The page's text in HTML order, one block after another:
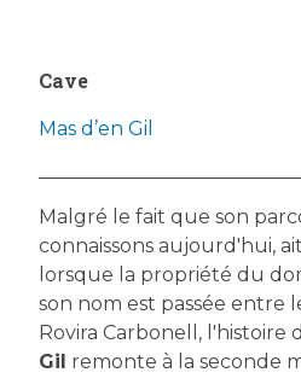
Cave
Mas d’en Gil
Malgré le fait que son
connaissons aujourd'hui,
lorsque la propriété du
son nom est passée entre
Rovira Carbonell, l'histoire
Gil remonte à la seconde